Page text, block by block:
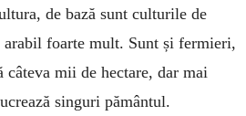
de bază sunt culturile de
foarte mult. Sunt și fermieri,
câteva mii de hectare, dar mai
singuri pământul.